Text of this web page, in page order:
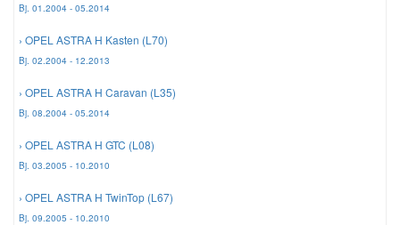
Bj. 01.2004 - 05.2014
› OPEL ASTRA H Kasten (L70)
Bj. 02.2004 - 12.2013
› OPEL ASTRA H Caravan (L35)
Bj. 08.2004 - 05.2014
› OPEL ASTRA H GTC (L08)
Bj. 03.2005 - 10.2010
› OPEL ASTRA H TwinTop (L67)
Bj. 09.2005 - 10.2010
Suzuki Ersatzteile
Toyota Ersatzteile
Vauxhall Ersatzteile
Volvo Ersatzteile